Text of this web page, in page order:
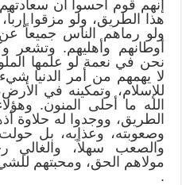
إنهم قوم أحسوا أن
هذا الطريق، ولو مزقوا
ولو رماهم الناس جميعاً
أوطانهم وأهليهم. وتشعر
نحن في نعمة لو علمها
لا يهمهم من أمر الدنيا
للإسلام، وتمكينه في
الله ما أحلى المنون.
الطريق، ووجدوا له حلاوة
وصعوبته، وعذابه، بل
والصعب سهلاً،
مولاهم الحق، ومحبتهم
.